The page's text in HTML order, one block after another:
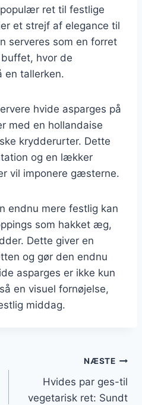
ret til festlige
et strejf af elegance til
serveres som en forret
hvor de
en tallerken.
hvide asparges på
med en hollandaise
krydderurter. Dette
og en lækker
vil imponere gæsterne.
endnu mere festlig kan
som hakket æg,
Dette giver en
og gør den endnu
asparges er ikke kun
en visuel fornøjelse,
middag.
NÆSTE
Hvides par ges-til
vegetarisk ret: Sundt